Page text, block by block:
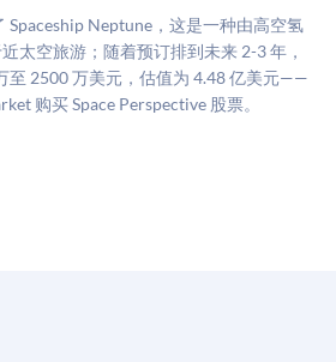
公司折扣，以反映流动性不足和信
构成投资建议，可能与实际交易价
Spaceship Neptune，这是一种由高空氢
太空旅游；随着预订排到未来 2-3 年，
至 2500 万美元，估值为 4.48 亿美元——
购买 Space Perspective 股票。